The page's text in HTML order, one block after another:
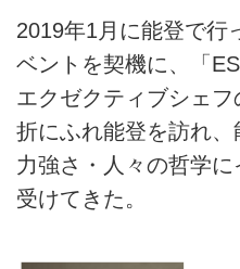
2019年1月に能登で行
ベントを契機に、「
エクゼクティブシェ
折にふれ能登を訪れ、
力強さ・人々の哲学
受けてきた。